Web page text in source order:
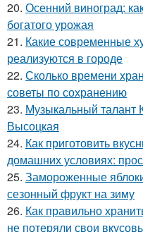
20. Осенний виноград:
богатого урожая
21. Какие современные
реализуются в городе
22. Сколько времени
советы по сохранению
23. Музыкальный талант
Высоцкая
24. Как приготовить
домашних условиях:
25. Замороженные
сезонный фрукт на зиму
26. Как правильно
не потеряли свои